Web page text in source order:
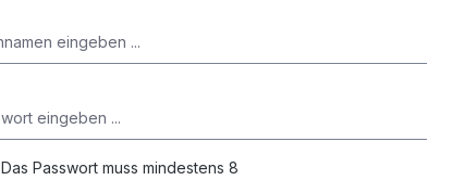
Das Passwort muss mindestens 8